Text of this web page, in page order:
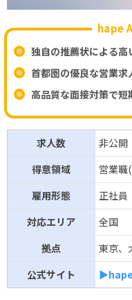
hape
独自の推薦状による高
首都圏の優良な営業求
高品質な面接対策で短
求人数
非公開
得意領域
営業職
雇用形態
正社員
対応エリア
全国
拠点
東京、
公式サイト